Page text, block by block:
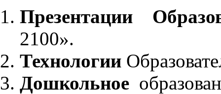
Презентации
2100».
Технологии
Дошкольное